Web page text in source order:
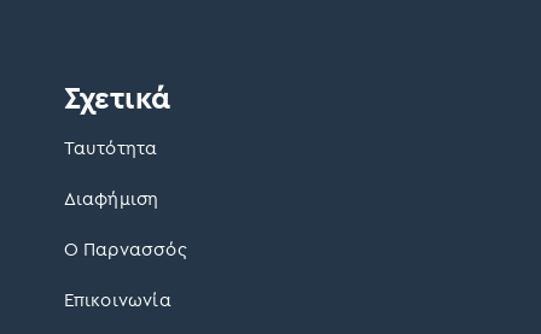
Σχετικά
Ταυτότητα
Διαφήμιση
Ο Παρνασσός
Επικοινωνία